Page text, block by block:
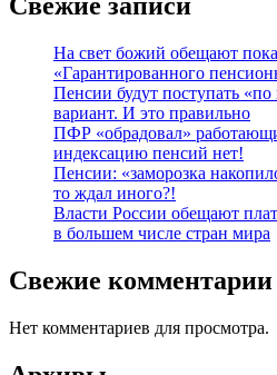
На свет божий обещают
«Гарантированного
Пенсии будут поступать
вариант. И это правильно
ПФР «обрадовал»
индексацию пенсий нет!
Пенсии: «заморозка
то ждал иного?!
Власти России обещают
в большем числе стран мира
Свежие комментарии
Нет комментариев для просмотра.